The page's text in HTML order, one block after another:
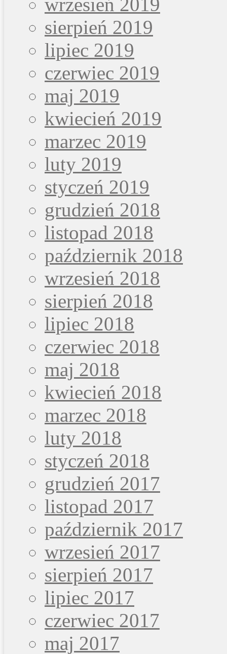
sierpień 2019
lipiec 2019
czerwiec 2019
maj 2019
kwiecień 2019
marzec 2019
luty 2019
styczeń 2019
grudzień 2018
listopad 2018
październik 2018
wrzesień 2018
sierpień 2018
lipiec 2018
czerwiec 2018
maj 2018
kwiecień 2018
marzec 2018
luty 2018
styczeń 2018
grudzień 2017
listopad 2017
październik 2017
wrzesień 2017
sierpień 2017
lipiec 2017
czerwiec 2017
maj 2017